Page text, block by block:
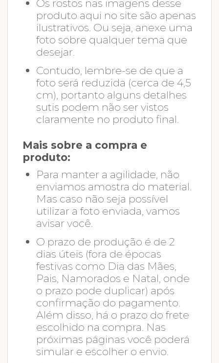
Os rostos nas imagens desse
produto aqui no site são apenas
ilustrativos. Ou seja, anexe uma
foto sobre qualquer tema que
desejar.
Contudo, lembre-se de que a
foto será reduzida (cerca de 4,5
cm), portanto alguns detalhes
sutis podem não ser vistos
claramente no produto final.
Mais sobre a compra e
produto:
Para manter a agilidade, não
enviamos amostra do material.
Mas caso não seja possível
utilizar a foto enviada, vamos
avisar você.
O prazo de produção é de 2
dias úteis (fora de épocas
festivas como Dia das Mães,
Pais, Namorados e Natal, onde
o prazo pode duplicar) após
confirmação do pagamento.
Além disso, há o prazo do frete
escolhido na compra. Nas
próximas páginas você poderá
simular e escolher o envio.